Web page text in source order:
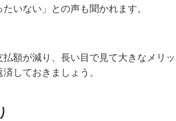
いない」との声も聞かれます。
額が減り、長い目で見て大きなメリッ
しておきましょう。